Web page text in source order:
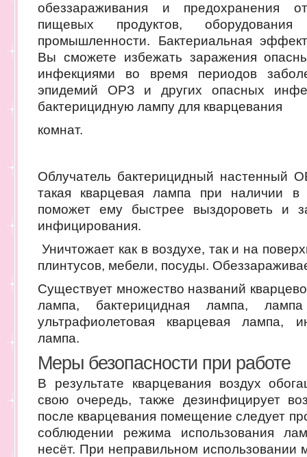
обеззараживания и предохранения
пищевых продуктов,
промышленности. Бактериальная
Вы сможете избежать заражения
инфекциями во время периодов
эпидемий ОРЗ и других опасных
бактерицидную лампу для кварцевания
комнат.
Облучатель бактерицидный настенный
такая кварцевая лампа при наличии
поможет ему быстрее выздороветь и
инфицирования.
Уничтожает как в воздухе, так и на
плинтусов, мебели, посуды.
Существует множество названий
лампа, бактерицидная лампа, лампа
ультрафиолетовая кварцевая
лампа.
Меры безопасности при работе
В результате кварцевания воздух
свою очередь, также дезинфицирует
после кварцевания помещение следует
соблюдении режима использования
несёт. При неправильном использовании